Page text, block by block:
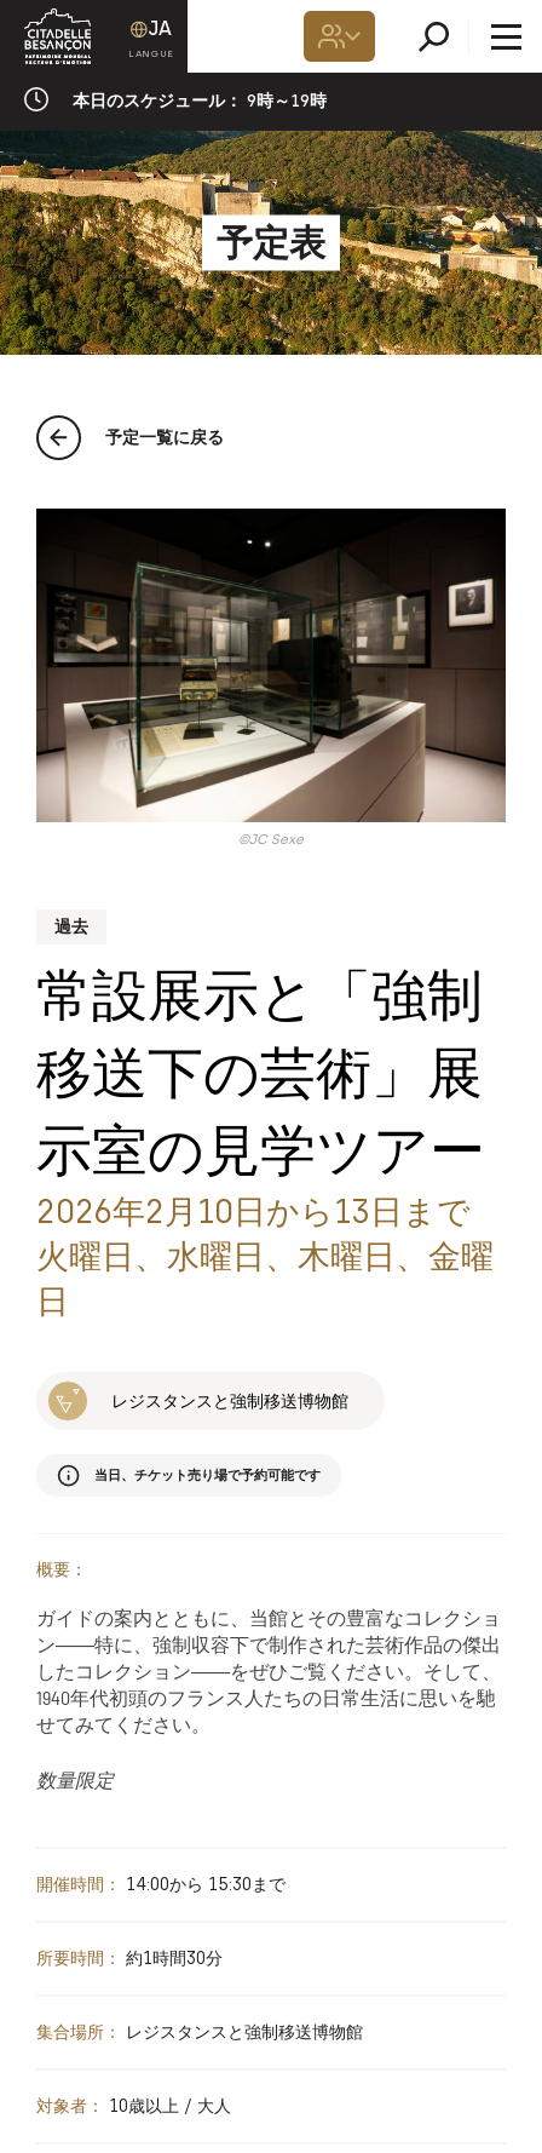
本日のスケジュール： 9時～19時
JA
予定表
©JC Sexe
予定一覧に戻る
過去
常設展示と「強制
移送下の芸術」展
示室の見学ツアー
2026年2月10日から13日まで
火曜日、水曜日、木曜日、金曜
日
レジスタンスと強制移送博物館
当日、チケット売り場で予約可能です
概要：
ガイドの案内とともに、当館とその豊富なコレクショ
ン――特に、強制収容下で制作された芸術作品の傑出
したコレクション――をぜひご覧ください。そして、
1940年代初頭のフランス人たちの日常生活に思いを馳
せてみてください。
数量限定
開催時間： 14:00から 15:30まで
所要時間： 約1時間30分
集合場所： レジスタンスと強制移送博物館
対象者： 10歳以上 / 大人